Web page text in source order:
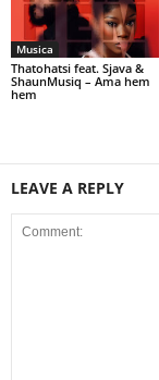
Musica
Thatohatsi feat. Sjava &
ShaunMusiq – Ama hem
hem
LEAVE A REPLY